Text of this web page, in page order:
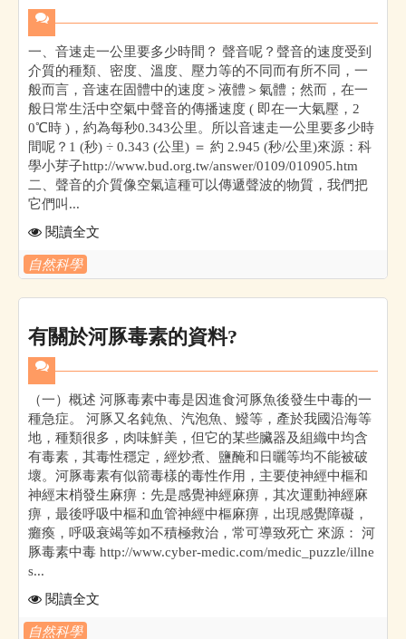
一、音速走一公里要多少時間？ 聲音呢？聲音的速度受到
介質的種類、密度、溫度、壓力等的不同而有所不同，一
般而言，音速在固體中的速度＞液體＞氣體；然而，在一
般日常生活中空氣中聲音的傳播速度 ( 即在一大氣壓，2
0℃時 )，約為每秒0.343公里。所以音速走一公里要多少時
間呢？1 (秒) ÷ 0.343 (公里) ＝ 約 2.945 (秒/公里)來源：科
學小芽子http://www.bud.org.tw/answer/0109/010905.htm
二、聲音的介質像空氣這種可以傳遞聲波的物質，我們把
它們叫...
閱讀全文
自然科學
有關於河豚毒素的資料?
（一）概述 河豚毒素中毒是因進食河豚魚後發生中毒的一
種急症。 河豚又名鈍魚、汽泡魚、鱍等，產於我國沿海等
地，種類很多，肉味鮮美，但它的某些臟器及組織中均含
有毒素，其毒性穩定，經炒煮、鹽醃和日曬等均不能被破
壞。河豚毒素有似箭毒樣的毒性作用，主要使神經中樞和
神經末梢發生麻痹：先是感覺神經麻痹，其次運動神經麻
痹，最後呼吸中樞和血管神經中樞麻痹，出現感覺障礙，
癱瘓，呼吸衰竭等如不積極救治，常可導致死亡 來源： 河
豚毒素中毒 http://www.cyber-medic.com/medic_puzzle/illne
s...
閱讀全文
自然科學